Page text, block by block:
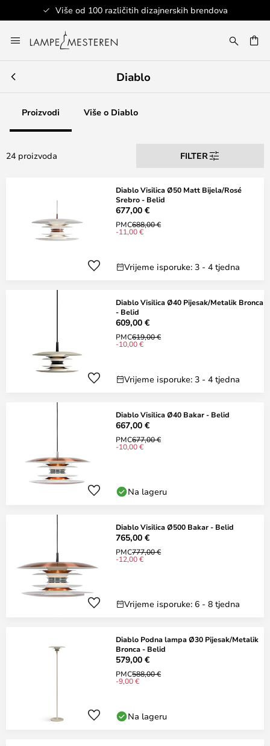
Više od 100 različitih dizajnerskih brendova
to
Content
Diablo
Proizvodi Više o Diablo
24 proizvoda FILTER
Diablo Visilica Ø50 Matt Bijela/Rosé
Srebro - Belid
677,00 €
PMC688,00 €
-11,00 €
Vrijeme isporuke: 3 - 4 tjedna
Diablo Visilica Ø40 Pijesak/Metalik Bronca
- Belid
609,00 €
PMC619,00 €
-10,00 €
Vrijeme isporuke: 3 - 4 tjedna
Diablo Visilica Ø40 Bakar - Belid
667,00 €
PMC677,00 €
-10,00 €
Na lageru
Diablo Visilica Ø500 Bakar - Belid
765,00 €
PMC777,00 €
-12,00 €
Vrijeme isporuke: 6 - 8 tjedna
Diablo Podna lampa Ø30 Pijesak/Metalik
Bronca - Belid
579,00 €
PMC588,00 €
-9,00 €
Na lageru